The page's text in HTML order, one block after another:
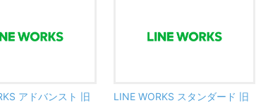
アドバンスト 旧
LINE WORKS スタンダード 旧